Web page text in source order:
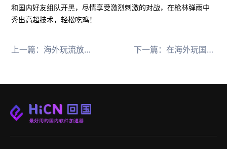
和国内好友组队开黑，尽情享受激烈刺激的对战，在枪林弹雨中
秀出高超技术，轻松吃鸡！
上一篇： 海外玩流放之路：降临登录失败，账号进不去，服务器连不上的解决教程 下一篇：在海外玩国服英雄联盟延迟高卡顿掉线怎么办，解决办法来了